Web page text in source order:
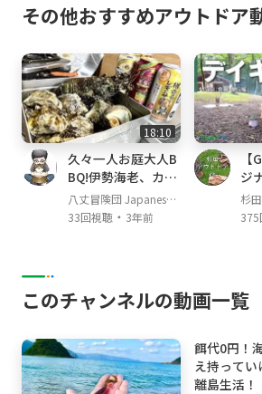
その他おすすめアウトドア
18:10
久々一人お庭大人B
BQ!伊勢海老、カ
キ、サザエで酒爆飲
み!!
八丈冒険団 Japanese F
isherman's TV
33回視聴・ 3年前
ジ
ン
t3
杉
gita
375
このチャンネルの動画一覧
餌代0円！
え持ってい
離島生活！